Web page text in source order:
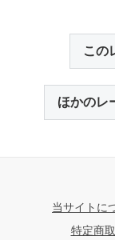
この
ほかのレ
当サイトに
特定商